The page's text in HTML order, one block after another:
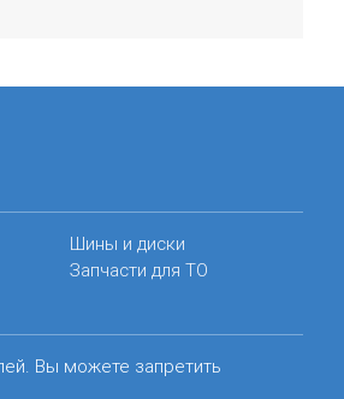
Шины и диски
Запчасти для ТО
Вы можете запретить